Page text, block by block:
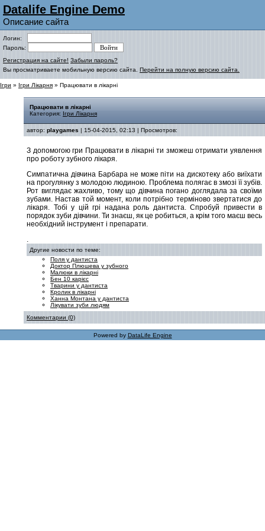
Datalife Engine Demo
Описание сайта
Логин:
Пароль:
Регистрация на сайте! Забыли пароль?
Вы просматриваете мобильную версию сайта. Перейти на полную версию сайта.
Ігри » Ігри Лікарня » Працювати в лікарні
Працювати в лікарні
Категория: Ігри Лікарня
автор: playgames | 15-04-2015, 02:13 | Просмотров:
З допомогою гри Працювати в лікарні ти зможеш отримати уявлення
про роботу зубного лікаря.
Симпатична дівчина Барбара не може піти на дискотеку або виїхати
на прогулянку з молодою людиною. Проблема полягає в змозі її зубів.
Рот виглядає жахливо, тому що дівчина погано доглядала за своїми
зубами. Настав той момент, коли потрібно терміново звертатися до
лікаря. Тобі у цій грі надана роль дантиста. Спробуй привести в
порядок зуби дівчини. Ти знаєш, як це робиться, а крім того маєш весь
необхідний інструмент і препарати.
.
Другие новости по теме:
Поля у дантиста
Доктор Плюшева у зубного
Малюки в лікарні
Бен 10 карієс
Тварини у дантиста
Кролик в лікарні
Ханна Монтана у дантиста
Лікувати зуби людям
Комментарии (0)
Powered by DataLife Engine